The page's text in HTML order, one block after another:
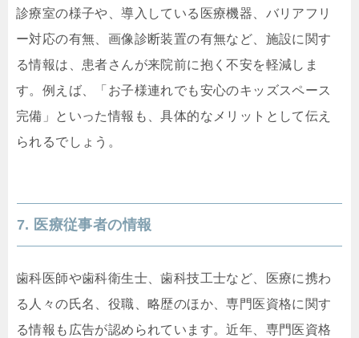
診療室の様子や、導入している医療機器、バリアフリ
ー対応の有無、画像診断装置の有無など、施設に関す
る情報は、患者さんが来院前に抱く不安を軽減しま
す。例えば、「お子様連れでも安心のキッズスペース
完備」といった情報も、具体的なメリットとして伝え
られるでしょう。
7. 医療従事者の情報
歯科医師や歯科衛生士、歯科技工士など、医療に携わ
る人々の氏名、役職、略歴のほか、専門医資格に関す
る情報も広告が認められています。近年、専門医資格